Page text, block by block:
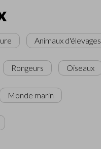
Animaux d'élevages
Rongeurs Oiseaux
Monde marin